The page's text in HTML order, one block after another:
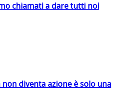
chiamati a dare tutti noi
diventa azione è solo una